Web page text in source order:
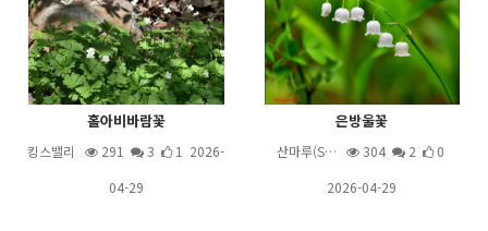
홀아비바람꽃
킹스밸리 291 3
1 2026-
04-29
은방울꽃
산마루(S… 304 2
0
2026-04-29